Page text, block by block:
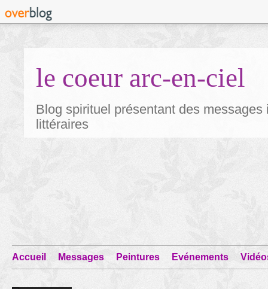
le coeur arc-en-ciel
Blog spirituel présentant des
littéraires
Accueil Messages Peintures Evénements